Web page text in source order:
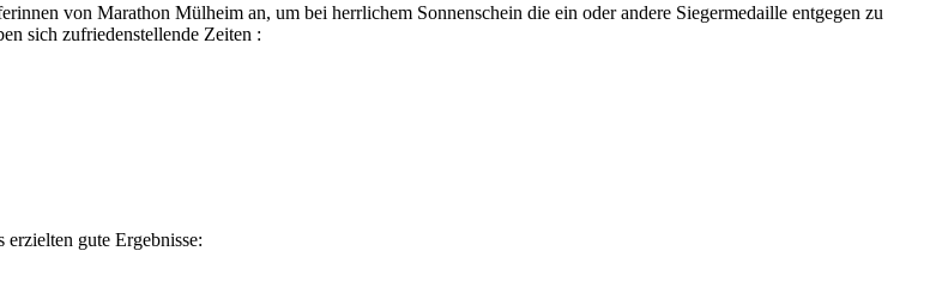
von Marathon Mülheim an, um bei herrlichem Sonnenschein die ein oder andere Siegermedaille entgegen zu
sich zufriedenstellende Zeiten :
gute Ergebnisse: